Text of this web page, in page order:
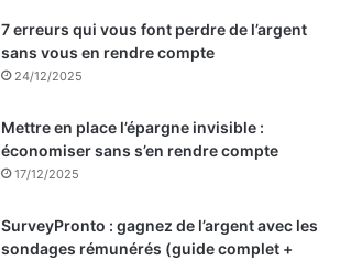
7 erreurs qui vous font perdre de l’argent
sans vous en rendre compte
24/12/2025
Mettre en place l’épargne invisible :
économiser sans s’en rendre compte
17/12/2025
SurveyPronto : gagnez de l’argent avec les
sondages rémunérés (guide complet +